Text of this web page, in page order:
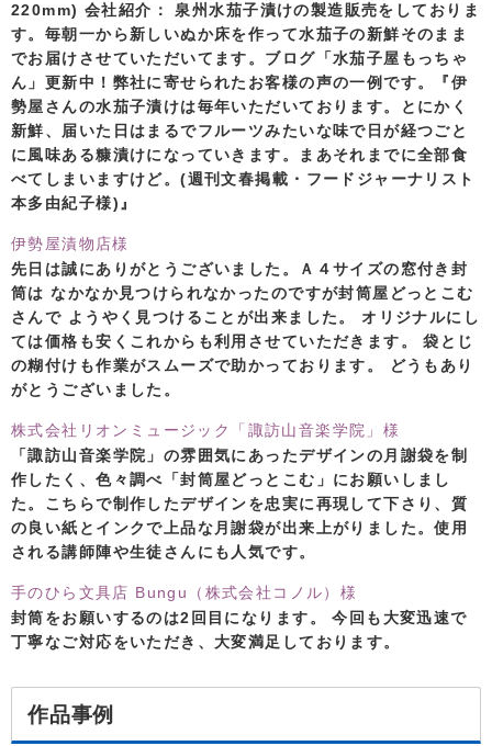
220mm) 会社紹介： 泉州水茄子漬けの製造販売をしておりま
す。毎朝一から新しいぬか床を作って水茄子の新鮮そのまま
でお届けさせていただいてます。ブログ「水茄子屋もっちゃ
ん」更新中！弊社に寄せられたお客様の声の一例です。『伊
勢屋さんの水茄子漬けは毎年いただいております。とにかく
新鮮、届いた日はまるでフルーツみたいな味で日が経つごと
に風味ある糠漬けになっていきます。まあそれまでに全部食
べてしまいますけど。(週刊文春掲載・フードジャーナリスト
本多由紀子様)』
伊勢屋漬物店様
先日は誠にありがとうございました。Ａ４サイズの窓付き封
筒は なかなか見つけられなかったのですが封筒屋どっとこむ
さんで ようやく見つけることが出来ました。 オリジナルにし
ては価格も安くこれからも利用させていただきます。 袋とじ
の糊付けも作業がスムーズで助かっております。 どうもあり
がとうございました。
株式会社リオンミュージック「諏訪山音楽学院」様
「諏訪山音楽学院」の雰囲気にあったデザインの月謝袋を制
作したく、色々調べ「封筒屋どっとこむ」にお願いしまし
た。こちらで制作したデザインを忠実に再現して下さり、質
の良い紙とインクで上品な月謝袋が出来上がりました。使用
される講師陣や生徒さんにも人気です。
手のひら文具店 Bungu（株式会社コノル）様
封筒をお願いするのは2回目になります。 今回も大変迅速で
丁寧なご対応をいただき、大変満足しております。
作品事例